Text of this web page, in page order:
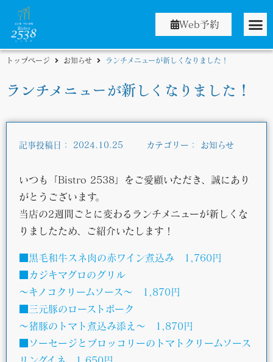
Web予約
トップページ お知らせ ランチメニューが新しくなりました！
ランチメニューが新しくなりました！
記事投稿日： 2024.10.25 カテゴリー： お知らせ
いつも「Bistro 2538」をご愛顧いただき、誠にあり
がとうございます。
当店の2週間ごとに変わるランチメニューが新しくな
りましたため、ご紹介いたします！
■黒毛和牛スネ肉の赤ワイン煮込み 1,760円
■カジキマグロのグリル
～キノコクリームソース～ 1,870円
■三元豚のローストポーク
～猪豚のトマト煮込み添え～ 1,870円
■ソーセージとブロッコリーのトマトクリームソース